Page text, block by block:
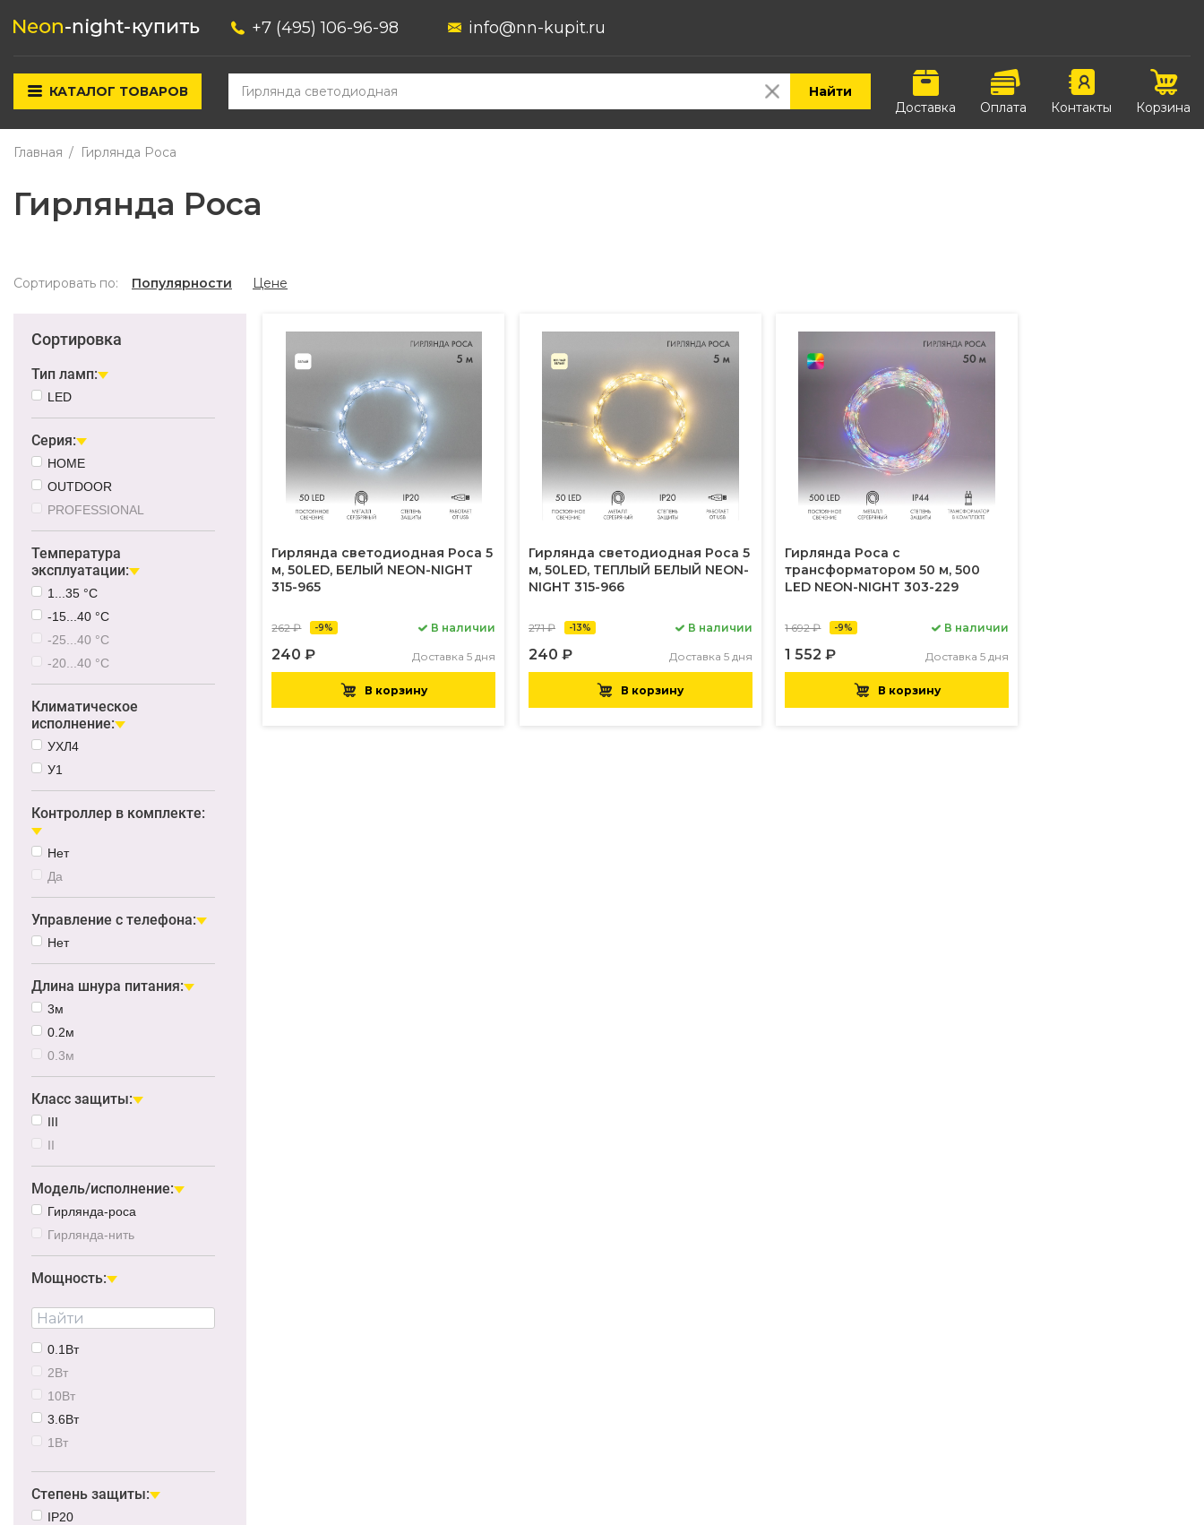
+7 (495) 106-96-98 info@nn-kupit.ru
КАТАЛОГ ТОВАРОВ
Найти
Доставка
Оплата Контакты Корзина
Главная Гирлянда Роса
Гирлянда Роса
Сортировать по: Популярности Цене
Сортировка
Тип ламп:
LED
Серия:
HOME
OUTDOOR
PROFESSIONAL
Температура
эксплуатации:
1...35 °C
-15...40 °C
-25...40 °C
-20...40 °C
Климатическое
исполнение:
УХЛ4
У1
Контроллер в комплекте:
Нет
Да
Управление с телефона:
Нет
Длина шнура питания:
3м
0.2м
0.3м
Класс защиты:
III
II
Модель/исполнение:
Гирлянда-роса
Гирлянда-нить
Мощность:
0.1Вт
2Вт
10Вт
3.6Вт
1Вт
5Вт
15Вт
Степень защиты:
IP20
Гирлянда светодиодная Роса 5
м, 50LED, БЕЛЫЙ NEON-NIGHT
315-965
262 ₽ -9%
240 ₽
В наличии
Доставка 5 дня
В корзину
Гирлянда светодиодная Роса 5
м, 50LED, ТЕПЛЫЙ БЕЛЫЙ NEON-
NIGHT 315-966
271 ₽ -13%
240 ₽
В наличии
Доставка 5 дня
В корзину
Гирлянда Роса с
трансформатором 50 м, 500
LED NEON-NIGHT 303-229
1 692 ₽ -9%
1 552 ₽
В наличии
Доставка 5 дня
В корзину